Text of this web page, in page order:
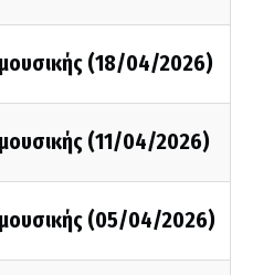
(18/04/2026)
(11/04/2026)
(05/04/2026)